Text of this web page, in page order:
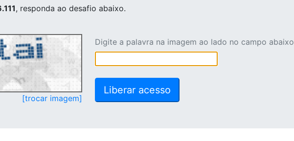
, responda ao desafio abaixo.
[trocar imagem]
Digite a palavra na imagem ao lado no campo abaixo